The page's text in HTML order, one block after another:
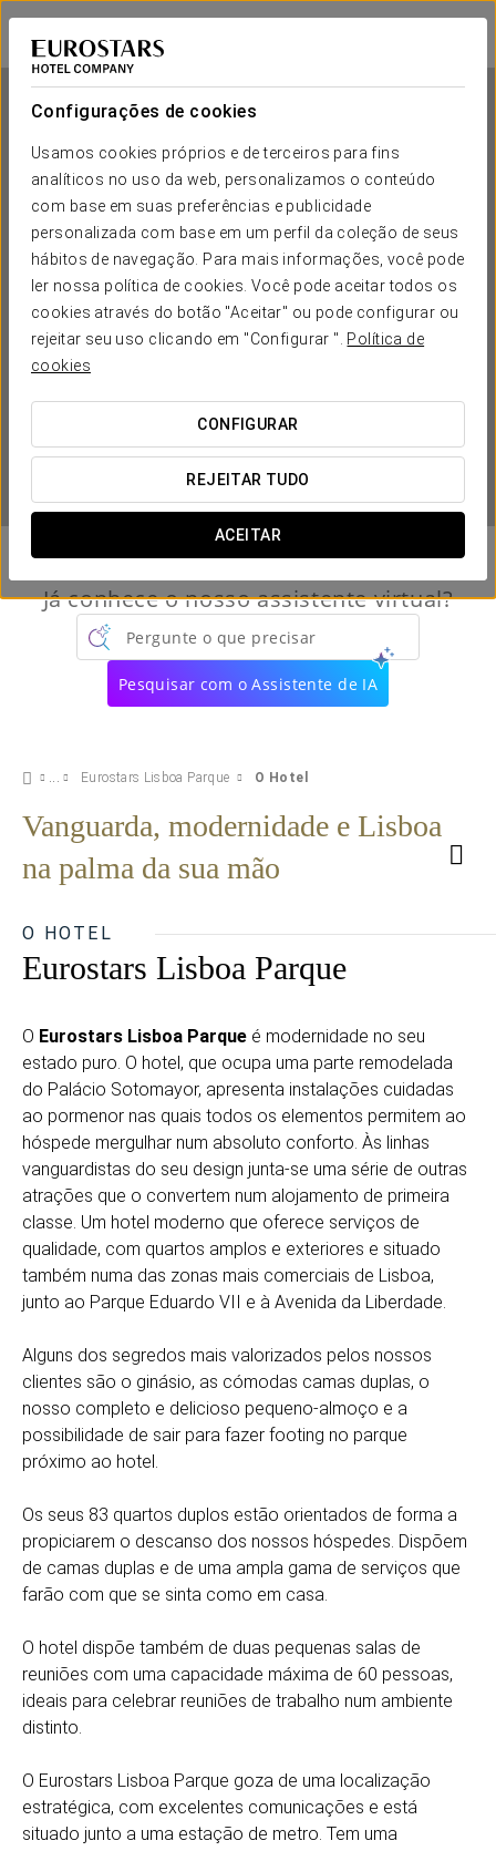
Configurações de cookies
Usamos cookies próprios e de terceiros para fins
analíticos no uso da web, personalizamos o conteúdo
com base em suas preferências e publicidade
personalizada com base em um perfil da coleção de seus
hábitos de navegação. Para mais informações, você pode
ler nossa política de cookies. Você pode aceitar todos os
cookies através do botão "Aceitar" ou pode configurar ou
rejeitar seu uso clicando em "Configurar ". Política de
cookies
CONFIGURAR
REJEITAR TUDO
ACEITAR
Eurostars Lisboa Parque
LISBOA
Eurostars Lisboa Parque
LISBOA
QUANDO QUER IR?
Já conhece o nosso assistente virtual?
Pergunte o que precisar
Pesquisar com o Assistente de IA
Eurostars Lisboa Parque O Hotel
Vanguarda, modernidade e Lisboa
na palma da sua mão
O HOTEL
Eurostars Lisboa Parque
O Eurostars Lisboa Parque é modernidade no seu
estado puro. O hotel, que ocupa uma parte remodelada
do Palácio Sotomayor, apresenta instalações cuidadas
ao pormenor nas quais todos os elementos permitem ao
hóspede mergulhar num absoluto conforto. Às linhas
vanguardistas do seu design junta-se uma série de outras
atrações que o convertem num alojamento de primeira
classe. Um hotel moderno que oferece serviços de
qualidade, com quartos amplos e exteriores e situado
também numa das zonas mais comerciais de Lisboa,
junto ao Parque Eduardo VII e à Avenida da Liberdade.
Alguns dos segredos mais valorizados pelos nossos
clientes são o ginásio, as cómodas camas duplas, o
nosso completo e delicioso pequeno-almoço e a
possibilidade de sair para fazer footing no parque
próximo ao hotel.
Os seus 83 quartos duplos estão orientados de forma a
propiciarem o descanso dos nossos hóspedes. Dispõem
de camas duplas e de uma ampla gama de serviços que
farão com que se sinta como em casa.
O hotel dispõe também de duas pequenas salas de
reuniões com uma capacidade máxima de 60 pessoas,
ideais para celebrar reuniões de trabalho num ambiente
distinto.
O Eurostars Lisboa Parque goza de uma localização
estratégica, com excelentes comunicações e está
situado junto a uma estação de metro. Tem uma